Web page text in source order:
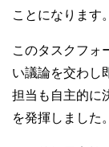
ことになります。
このタスクフォ
い議論を交わし
担当も自主的に
を発揮しました。